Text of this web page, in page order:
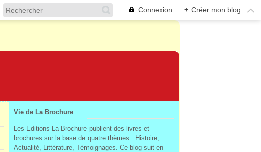
Connexion + Créer mon blog
Vie de La Brochure
Les Editions La Brochure publient des livres et
brochures sur la base de quatre thèmes : Histoire,
Actualité, Littérature, Témoignages. Ce blog suit en